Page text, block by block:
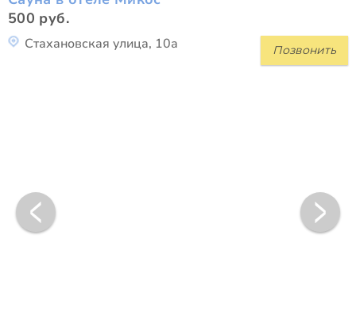
500 руб.
Позвонить
Стахановская улица, 10а